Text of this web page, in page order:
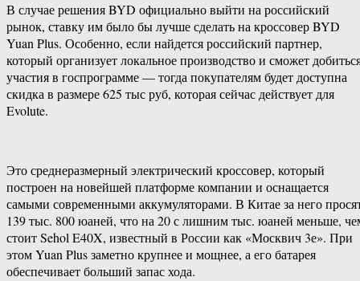
В случае решения BYD официально выйти на российский
рынок, ставку им было бы лучше сделать на кроссовер BYD
Yuan Plus. Особенно, если найдется российский партнер,
который организует локальное производство и сможет
участия в госпрограмме — тогда покупателям будет доступна
скидка в размере 625 тыс руб, которая сейчас действует для
Evolute.
Это среднеразмерный электрический кроссовер, который
построен на новейшей платформе компании и оснащается
самыми современными аккумуляторами. В Китае за него
139 тыс. 800 юаней, что на 20 с лишним тыс. юаней меньше,
стоит Sehol E40X, известный в России как «Москвич 3е». При
этом Yuan Plus заметно крупнее и мощнее, а его батарея
обеспечивает больший запас хода.